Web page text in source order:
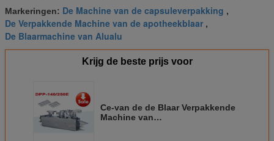
Markeringen: De Machine van de capsuleverpakking ,
De Verpakkende Machine van de apotheekblaar ,
De Blaarmachine van Alualu
Krijg de beste prijs voor
Ce-van de de Blaar Verpakkende
Machine van